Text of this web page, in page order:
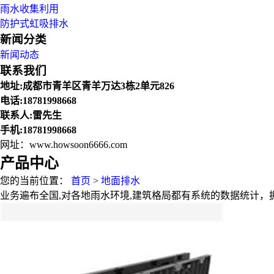
雨水收集利用
防护式虹吸排水
新闻分类
新闻动态
联系我们
地址:成都市青羊区青羊万达3栋2单元826
电话:18781998668
联系人:雷先生
手机:18781998668
网址：www.howsoon6666.com
产品中心
您的当前位置： 首页 > 地面排水
业务遍布全国,对各地雨水环境,建筑格局都有系统的数据统计，